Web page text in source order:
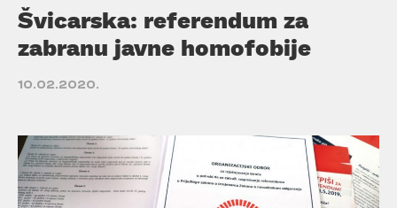
Švicarska: referendum za
zabranu javne homofobije
10.02.2020.